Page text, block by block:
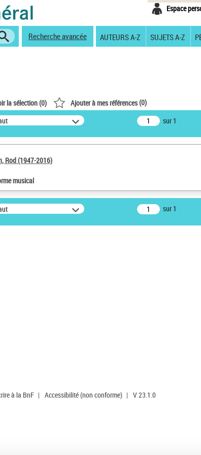
Espace
Recherche avancée AUTEURS A-Z SUJETS A-Z
la sélection (0) Ajouter à mes références(0)
sur 1
Rod (1947-2016)
musical
sur 1
à la BnF | Accessibilité (non conforme) | V 23.1.0